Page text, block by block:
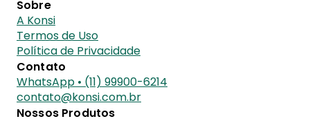
Sobre
A Konsi
Termos de Uso
Política de Privacidade
Contato
WhatsApp • (11) 99900-6214
contato@konsi.com.br
Nossos Produtos